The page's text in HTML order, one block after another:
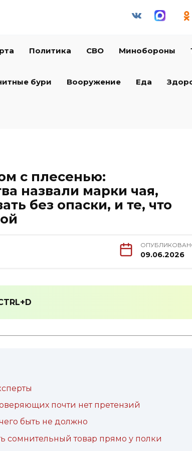
Политика СВО Минобороны
бури Вооружение Еда
с плесенью:
назвали марки чая,
без опаски, и те, что
09.06.2026
почти нет претензий
быть не должно
сомнительный товар прямо у полки